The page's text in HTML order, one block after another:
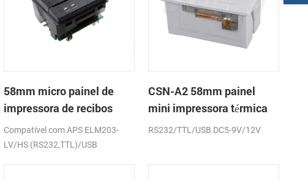
58mm micro painel de
impressora de recibos
térmica CSN-A1K
Compatível com APS ELM203-
LV/HS (RS232,TTL)/USB
CSN-A2 58mm painel
mini impressora térmica
de recibos
RS232/TTL/USB DC5-9V/12V